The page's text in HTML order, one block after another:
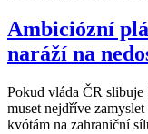
Ambiciózní
naráží na
Pokud vláda ČR slibuje
muset nejdříve
kvótám na zahraniční